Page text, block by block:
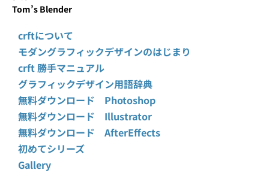
Tom’s Blender
crftについて
モダングラフィックデザインのはじまり
crft 勝手マニュアル
グラフィックデザイン用語辞典
無料ダウンロード Photoshop
無料ダウンロード Illustrator
無料ダウンロード AfterEffects
初めてシリーズ
Gallery